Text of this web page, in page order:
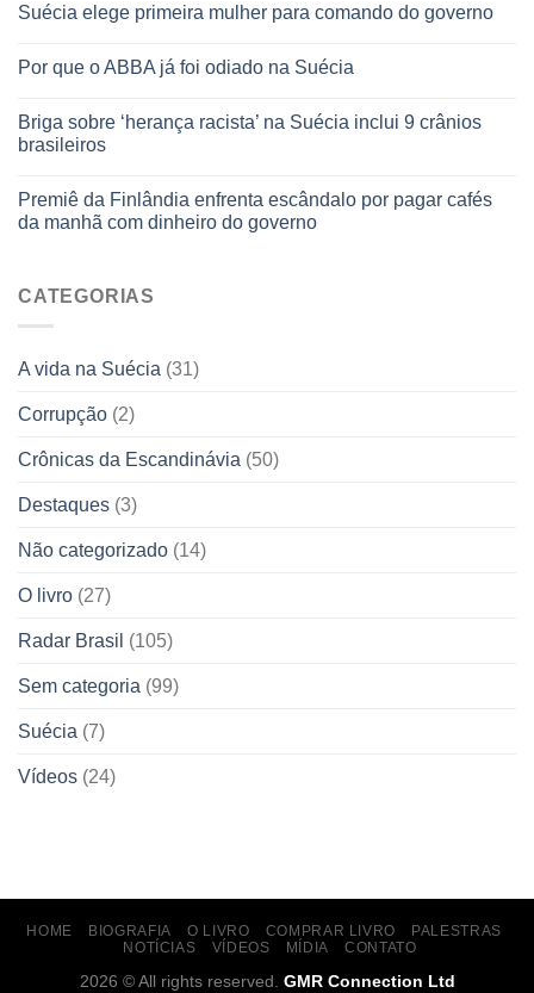
Suécia elege primeira mulher para comando do governo
Por que o ABBA já foi odiado na Suécia
Briga sobre ‘herança racista’ na Suécia inclui 9 crânios
brasileiros
Premiê da Finlândia enfrenta escândalo por pagar cafés
da manhã com dinheiro do governo
CATEGORIAS
A vida na Suécia (31)
Corrupção (2)
Crônicas da Escandinávia (50)
Destaques (3)
Não categorizado (14)
O livro (27)
Radar Brasil (105)
Sem categoria (99)
Suécia (7)
Vídeos (24)
HOME BIOGRAFIA O LIVRO COMPRAR LIVRO
PALESTRAS
NOTÍCIAS
VÍDEOS MÍDIA CONTATO
2026 © All rights reserved. GMR Connection Ltd